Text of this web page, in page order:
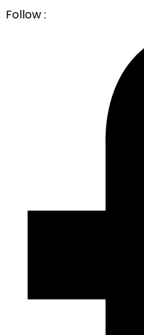
Follow :